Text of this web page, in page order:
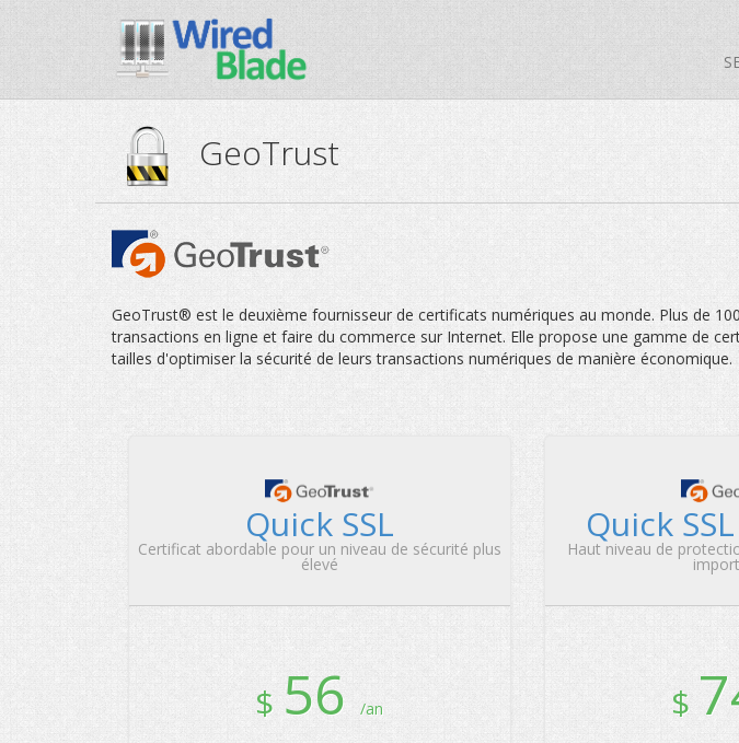
GeoTrust
GeoTrust® est le deuxième fournisseur de certificats numériques au monde. Plus de
transactions en ligne et faire du commerce sur Internet. Elle propose une gamme de
tailles d'optimiser la sécurité de leurs transactions numériques de manière économique.
Quick SSL
Certificat abordable pour un niveau de sécurité plus
élevé
$ 56/an
Quick
Haut niveau de
$